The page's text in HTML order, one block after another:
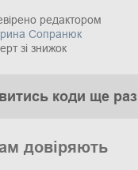
редактором
Сопранюк
зі знижок
коди ще раз
довіряють